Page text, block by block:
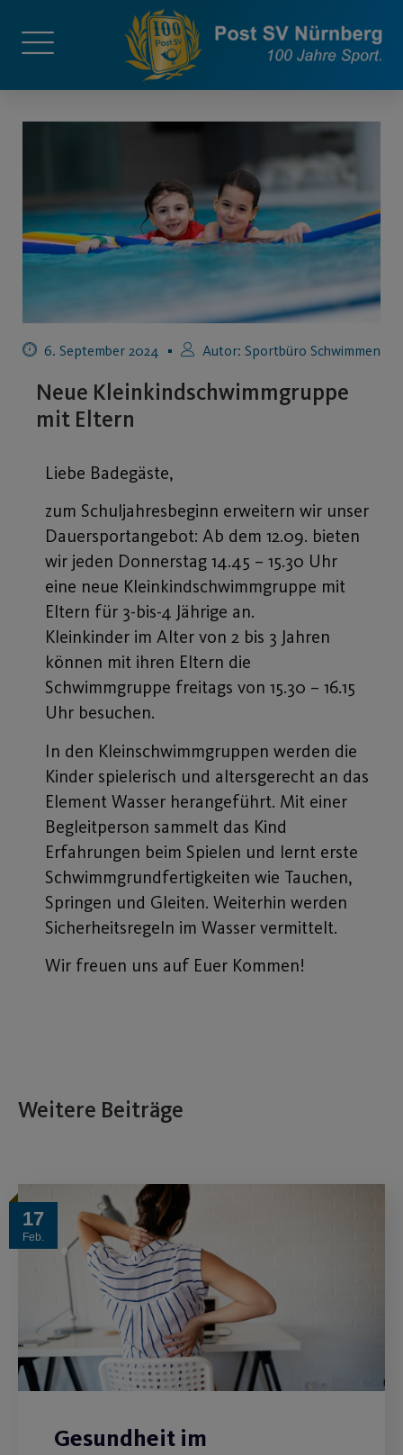
6. September 2024 Autor: Sportbüro Schwimmen
Neue Kleinkindschwimmgruppe
mit Eltern
Liebe Badegäste,
zum Schuljahresbeginn erweitern wir unser
Dauersportangebot: Ab dem 12.09. bieten
wir jeden Donnerstag 14.45 – 15.30 Uhr
eine neue Kleinkindschwimmgruppe mit
Eltern für 3-bis-4 Jährige an.
Kleinkinder im Alter von 2 bis 3 Jahren
können mit ihren Eltern die
Schwimmgruppe freitags von 15.30 – 16.15
Uhr besuchen.
In den Kleinschwimmgruppen werden die
Kinder spielerisch und altersgerecht an das
Element Wasser herangeführt. Mit einer
Begleitperson sammelt das Kind
Erfahrungen beim Spielen und lernt erste
Schwimmgrundfertigkeiten wie Tauchen,
Springen und Gleiten. Weiterhin werden
Sicherheitsregeln im Wasser vermittelt.
Wir freuen uns auf Euer Kommen!
Weitere Beiträge
17
Feb.
Gesundheit im